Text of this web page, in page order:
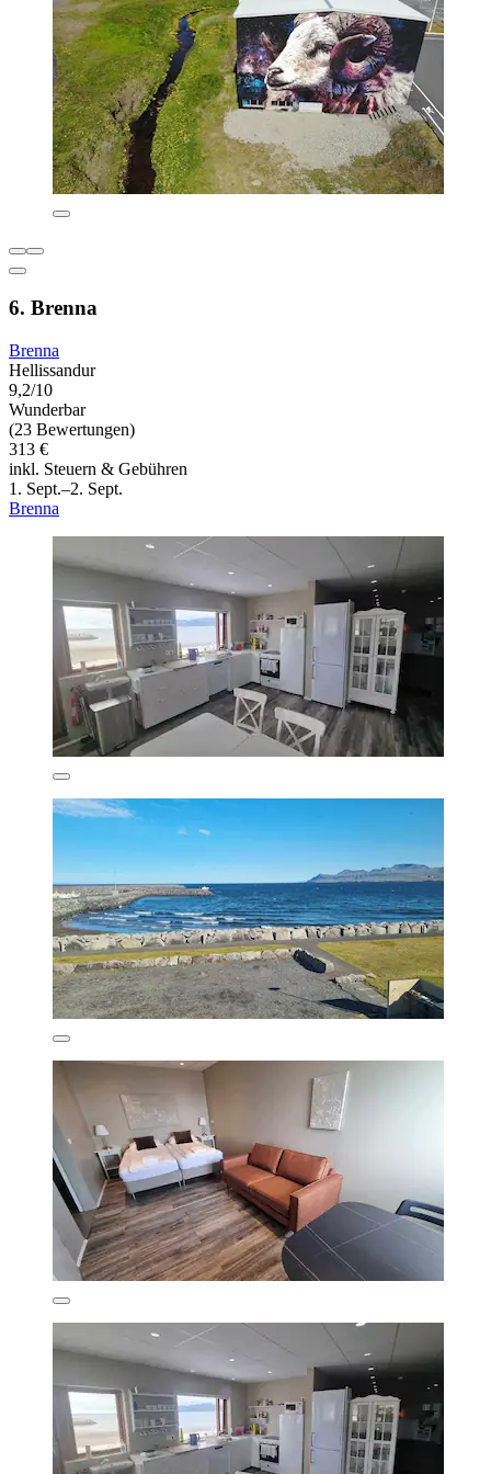
6. Brenna
Brenna
Hellissandur
9,2/10
Wunderbar
(23 Bewertungen)
313 €
inkl. Steuern & Gebühren
1. Sept.–2. Sept.
Brenna